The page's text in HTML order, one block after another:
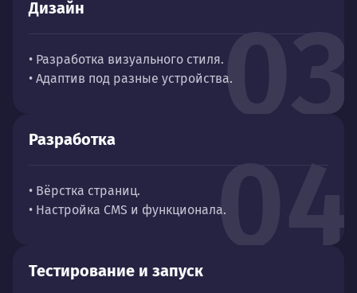
03
Дизайн
• Разработка визуального стиля.
• Адаптив под разные устройства.
04
Разработка
• Вёрстка страниц.
• Настройка CMS и функционала.
Тестирование и запуск